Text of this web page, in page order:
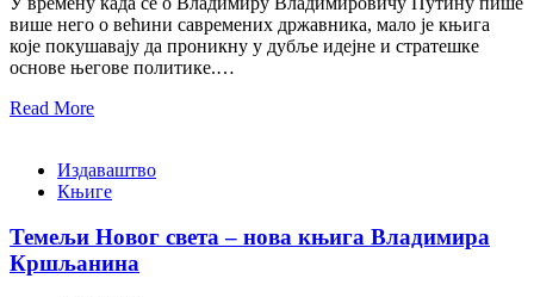
више него о већини савремених државника, мало је књига
које покушавају да проникну у дубље идејне и стратешке
основе његове политике.…
Read More
Издаваштво
Књиге
Темељи Новог света – нова књига Владимира
Кршљанина